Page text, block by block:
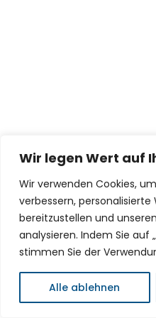
Wir legen Wert auf
Wir verwenden Cookies,
verbessern,
bereitzustellen und
analysieren. Indem Sie auf
stimmen Sie der
Alle ablehnen